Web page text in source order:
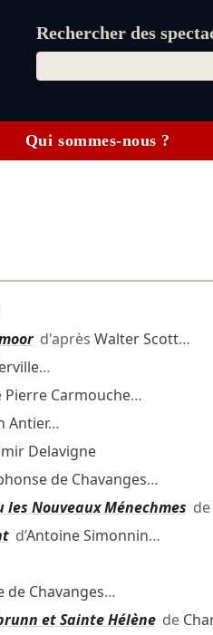
Rechercher des
Qui sommes-nous ?
d'après Walter Scott…
…
Pierre Carmouche…
Antier…
Delavigne
de Chavanges…
les Nouveaux Ménechmes de
d’Antoine Simonnin…
de Chavanges…
et Sainte Hélènede